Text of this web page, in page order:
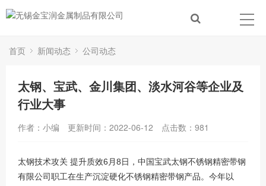
首页 新闻动态 公司动态
太钢、宝武、金川集团、淡水河谷等企业及
行业大事
作者：小编 更新时间：2022-06-12 点击数： 981
太钢技术攻关 提升质效6月8日，中国宝武太钢不锈钢精密带钢
有限公司职工在生产沉淀硬化不锈钢精密带钢产品。今年以